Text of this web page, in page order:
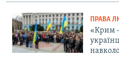
ПРАВА
«Крим